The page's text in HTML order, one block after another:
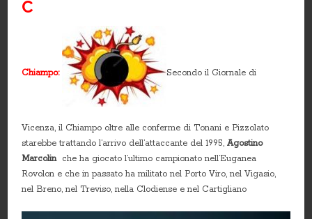
C
Chiampo: Secondo il Giornale di
Vicenza, il Chiampo oltre alle conferme di Tonani e Pizzolato
starebbe trattando l’arrivo dell’attaccante del 1995,Agostino
Marcolinche ha giocato l’ultimo campionato nell’Euganea
Rovolon e che in passato ha militato nel Porto Viro, nel Vigasio,
nel Breno, nel Treviso, nella Clodiense e nel Cartigliano